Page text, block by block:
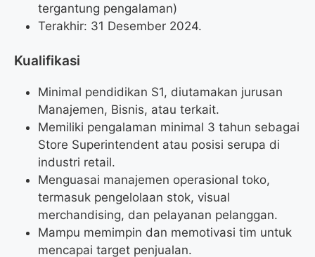
tergantung pengalaman)
Terakhir: 31 Desember 2024.
Kualifikasi
Minimal pendidikan S1, diutamakan jurusan
Manajemen, Bisnis, atau terkait.
Memiliki pengalaman minimal 3 tahun sebagai
Store Superintendent atau posisi serupa di
industri retail.
Menguasai manajemen operasional toko,
termasuk pengelolaan stok, visual
merchandising, dan pelayanan pelanggan.
Mampu memimpin dan memotivasi tim untuk
mencapai target penjualan.